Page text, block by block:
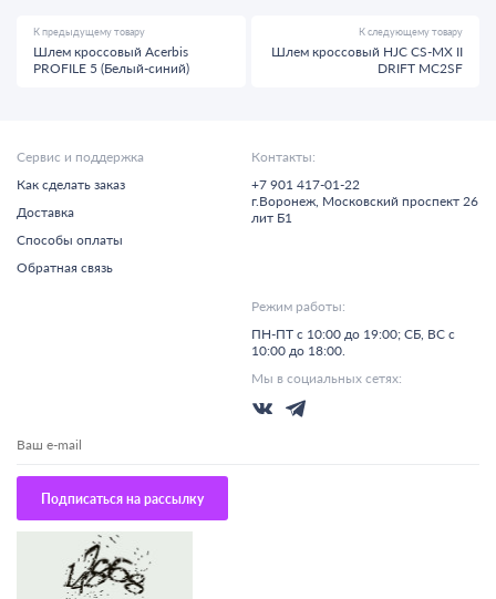
К предыдущему товару
Шлем кроссовый Acerbis
PROFILE 5 (Белый-синий)
К следующему товару
Шлем кроссовый HJC CS-MX II
DRIFT MC2SF
Сервис и поддержка
Как сделать заказ
Доставка
Способы оплаты
Обратная связь
Контакты:
+7 901 417-01-22
г.Воронеж, Московский проспект 26
лит Б1
Режим работы:
ПН-ПТ с 10:00 до 19:00; СБ, ВС с
10:00 до 18:00.
Мы в социальных сетях:
Подписаться на рассылку